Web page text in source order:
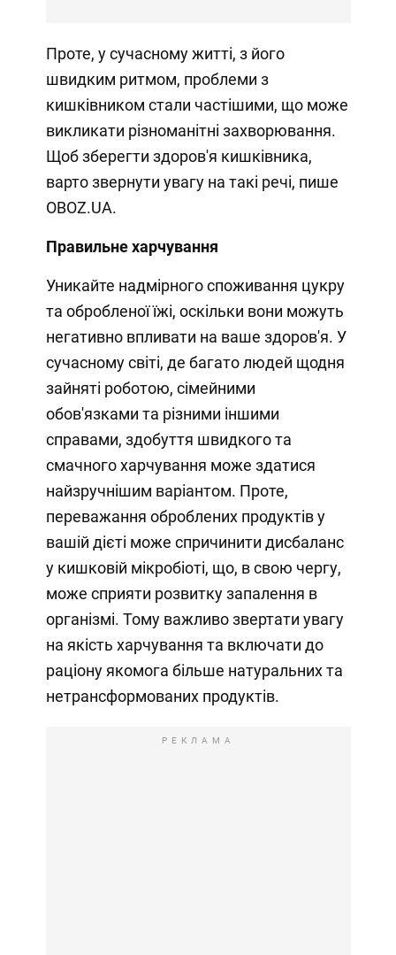
Проте, у сучасному житті, з його
швидким ритмом, проблеми з
кишківником стали частішими, що може
викликати різноманітні захворювання.
Щоб зберегти здоров'я кишківника,
варто звернути увагу на такі речі, пише
OBOZ.UA.
Правильне харчування
Уникайте надмірного споживання цукру
та обробленої їжі, оскільки вони можуть
негативно впливати на ваше здоров'я. У
сучасному світі, де багато людей щодня
зайняті роботою, сімейними
обов'язками та різними іншими
справами, здобуття швидкого та
смачного харчування може здатися
найзручнішим варіантом. Проте,
переважання оброблених продуктів у
вашій дієті може спричинити дисбаланс
у кишковій мікробіоті, що, в свою чергу,
може сприяти розвитку запалення в
організмі. Тому важливо звертати увагу
на якість харчування та включати до
раціону якомога більше натуральних та
нетрансформованих продуктів.
РЕКЛАМА